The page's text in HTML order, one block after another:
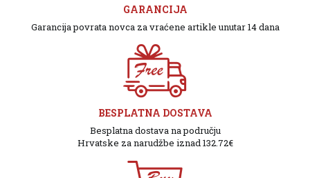
GARANCIJA
Garancija povrata novca za vraćene artikle unutar 14 dana
BESPLATNA DOSTAVA
Besplatna dostava na području
Hrvatske za narudžbe iznad 132.72€